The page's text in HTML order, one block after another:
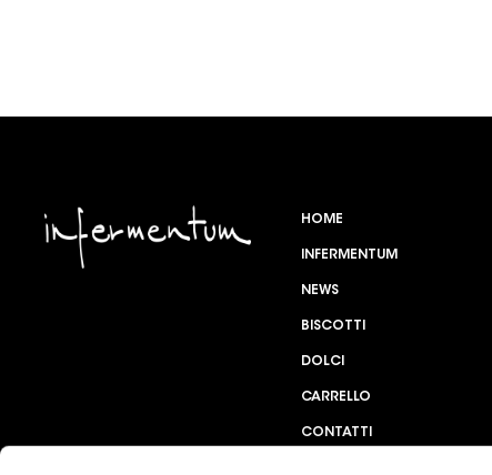
HOME
INFERMENTUM
NEWS
BISCOTTI
DOLCI
CARRELLO
CONTATTI